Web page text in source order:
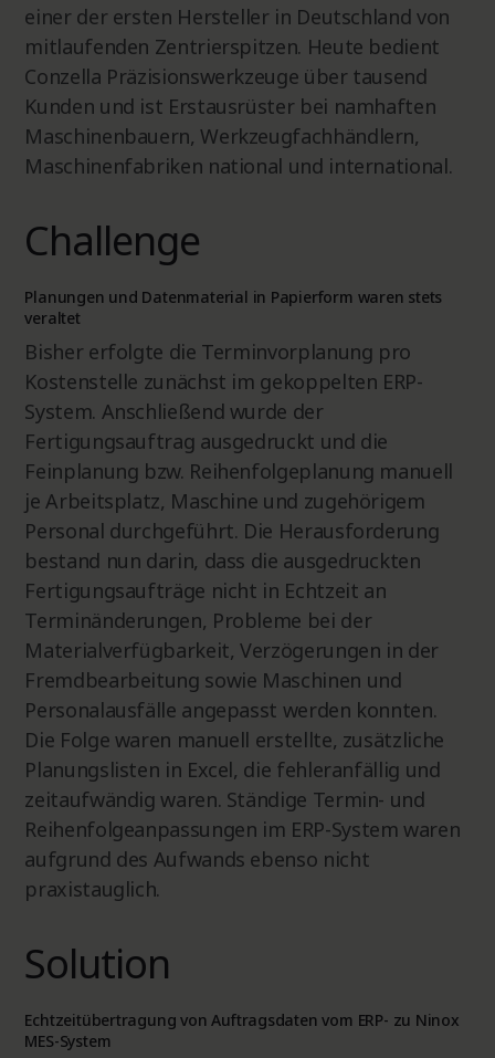
einer der ersten Hersteller in Deutschland von
mitlaufenden Zentrierspitzen. Heute bedient
Conzella Präzisionswerkzeuge über tausend
Kunden und ist Erstausrüster bei namhaften
Maschinenbauern, Werkzeugfachhändlern,
Maschinenfabriken national und international.
Challenge
Planungen und Datenmaterial in Papierform waren stets
veraltet
Bisher erfolgte die Terminvorplanung pro
Kostenstelle zunächst im gekoppelten ERP-
System. Anschließend wurde der
Fertigungsauftrag ausgedruckt und die
Feinplanung bzw. Reihenfolgeplanung manuell
je Arbeitsplatz, Maschine und zugehörigem
Personal durchgeführt. Die Herausforderung
bestand nun darin, dass die ausgedruckten
Fertigungsaufträge nicht in Echtzeit an
Terminänderungen, Probleme bei der
Materialverfügbarkeit, Verzögerungen in der
Fremdbearbeitung sowie Maschinen und
Personalausfälle angepasst werden konnten.
Die Folge waren manuell erstellte, zusätzliche
Planungslisten in Excel, die fehleranfällig und
zeitaufwändig waren. Ständige Termin- und
Reihenfolgeanpassungen im ERP-System waren
aufgrund des Aufwands ebenso nicht
praxistauglich.
Solution
Echtzeitübertragung von Auftragsdaten vom ERP- zu Ninox
MES-System